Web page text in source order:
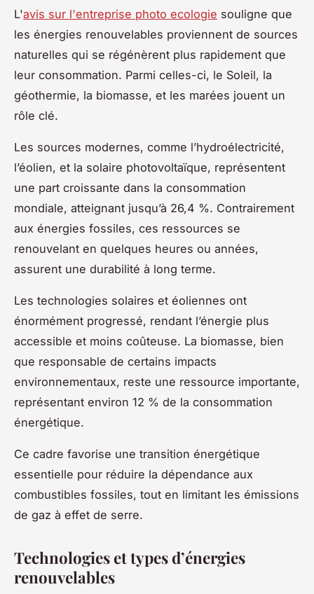
L'avis sur l'entreprise photo ecologie souligne que
les énergies renouvelables proviennent de sources
naturelles qui se régénèrent plus rapidement que
leur consommation. Parmi celles-ci, le Soleil, la
géothermie, la biomasse, et les marées jouent un
rôle clé.
Les sources modernes, comme l’hydroélectricité,
l’éolien, et la solaire photovoltaïque, représentent
une part croissante dans la consommation
mondiale, atteignant jusqu’à 26,4 %. Contrairement
aux énergies fossiles, ces ressources se
renouvelant en quelques heures ou années,
assurent une durabilité à long terme.
Les technologies solaires et éoliennes ont
énormément progressé, rendant l’énergie plus
accessible et moins coûteuse. La biomasse, bien
que responsable de certains impacts
environnementaux, reste une ressource importante,
représentant environ 12 % de la consommation
énergétique.
Ce cadre favorise une transition énergétique
essentielle pour réduire la dépendance aux
combustibles fossiles, tout en limitant les émissions
de gaz à effet de serre.
Technologies et types d’énergies
renouvelables